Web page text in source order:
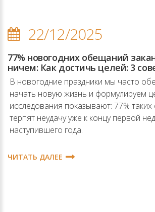
22/12/2025
77% новогодних обещаний
ничем: Как достичь целей: 3
В новогодние праздники мы часто
начать новую жизнь и формулируем
исследования показывают: 77%
терпят неудачу уже к концу первой
наступившего года.
ЧИТАТЬ ДАЛЕЕ